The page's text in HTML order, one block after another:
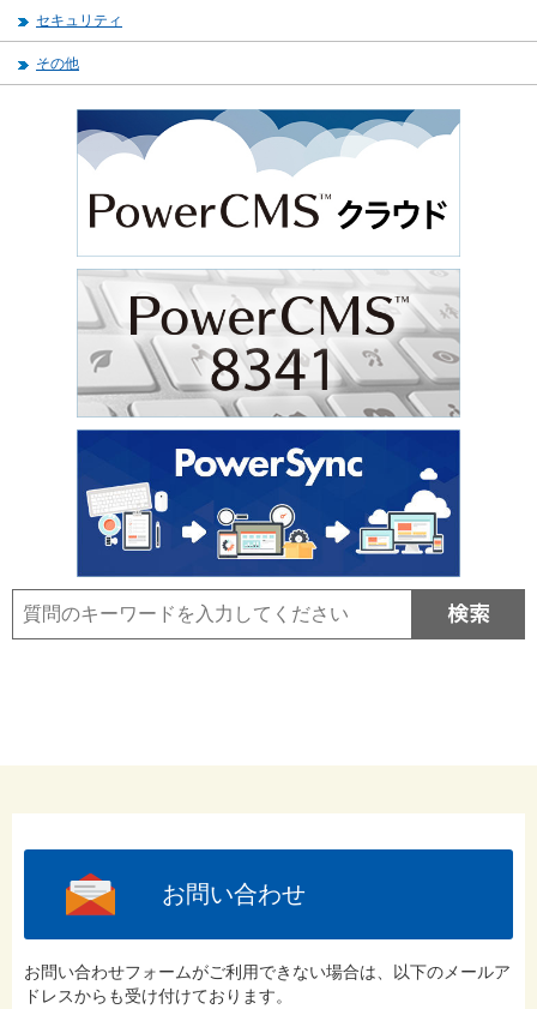
セキュリティ
その他
お問い合わせ
お問い合わせフォームがご利用できない場合は、以下のメールア
ドレスからも受け付けております。